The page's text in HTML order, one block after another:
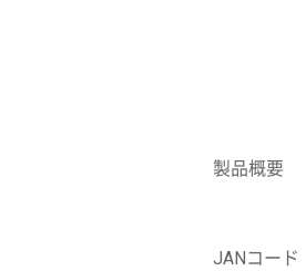
製品概要
JANコード